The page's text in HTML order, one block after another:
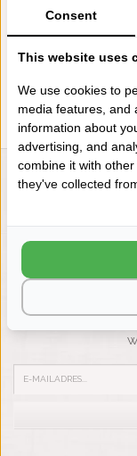
MIRABEL
MELLOR XTREME
KATOEN
€690,00
Consent
This website uses
We use cookies to
media features, and
information about
advertising, and
combine it with
they've collected